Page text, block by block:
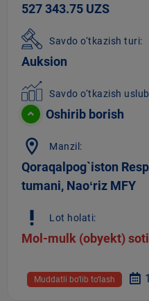
527 343.75 UZS
Savdo o‘tkazish turi:
Auksion
Savdo o‘tkazish
Oshirib borish
location_on Manzil:
Qoraqalpog`iston
tumani, Naoʻriz MFY
priority_high Lot holati:
Mol-mulk (obyekt)
Muddatli bo‘lib to‘lash